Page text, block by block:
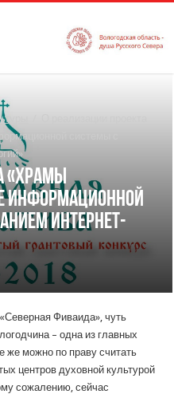
системы с
«Храмы
информационной
интернет-
Фиваида», чуть
– одна из главных
же можно по праву считать
центров духовной культурой
сожалению, сейчас